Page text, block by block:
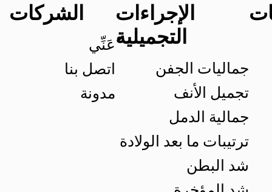
الشركات
ْعَنِّي
اتصل بنا
مدونة
الإجراءات
التجميلية
جماليات الجفن
تجميل الأنف
جمالية الدمل
ترتيبات ما بعد الولادة
شد البطن